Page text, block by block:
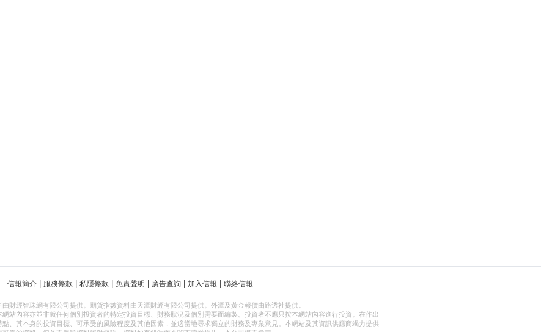
信報簡介 服務條款 私隱條款 免責聲明 廣告查詢 加入信報 聯絡信報
由財經智珠網有限公司提供。期貨指數資料由天滙財經有限公司提供。外滙及黃金報價由路透社提供。
站內容亦並非就任何個別投資者的特定投資目標、財務狀況及個別需要而編製。投資者不應只按本網站內容進行投資。在作出
、其本身的投資目標、可承受的風險程度及其他因素，並適當地尋求獨立的財務及專業意見。本網站及其資訊供應商竭力提供